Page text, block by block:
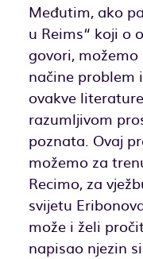
Međutim, ako
u Reims“ koji o
govori,
načine problem
ovakve
razumljivom
poznata. Ovaj
možemo za
Recimo, za
svijetu
može i želi
napisao njezin